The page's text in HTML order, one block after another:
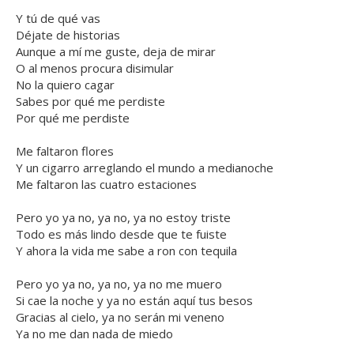
Y tú de qué vas
Déjate de historias
Aunque a mí me guste, deja de mirar
O al menos procura disimular
No la quiero cagar
Sabes por qué me perdiste
Por qué me perdiste
Me faltaron flores
Y un cigarro arreglando el mundo a medianoche
Me faltaron las cuatro estaciones
Pero yo ya no, ya no, ya no estoy triste
Todo es más lindo desde que te fuiste
Y ahora la vida me sabe a ron con tequila
Pero yo ya no, ya no, ya no me muero
Si cae la noche y ya no están aquí tus besos
Gracias al cielo, ya no serán mi veneno
Ya no me dan nada de miedo